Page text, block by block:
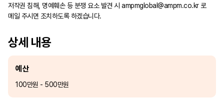
저작권 침해, 명예훼손 등 분쟁 요소 발견 시 ampmglobal@ampm.co.kr로
메일 주시면 조치하도록 하겠습니다.
상세 내용
예산
100만원 - 500만원